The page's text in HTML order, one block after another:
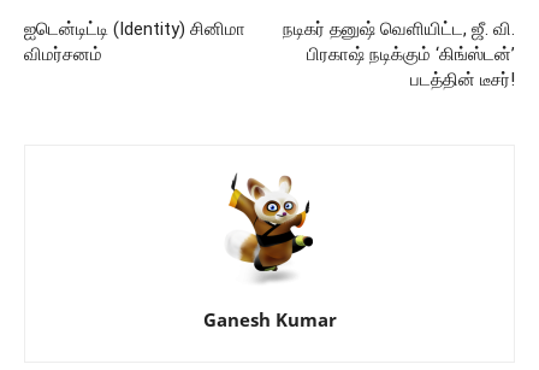
ஐடென்டிட்டி (Identity) சினிமா
விமர்சனம்
நடிகர் தனுஷ் வெளியிட்ட, ஜீ. வி.
பிரகாஷ் நடிக்கும் ‘கிங்ஸ்டன்’
படத்தின் டீசர்!
Ganesh Kumar